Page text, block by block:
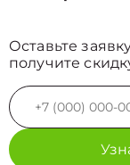
Оставьте
получите